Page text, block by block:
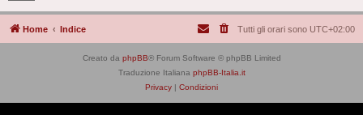
Home Indice Tutti gli orari sono UTC+02:00
Creato da phpBB® Forum Software © phpBB Limited
Traduzione Italiana phpBB-Italia.it
Privacy | Condizioni